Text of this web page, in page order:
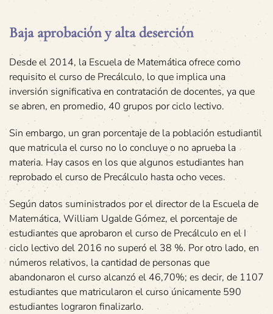
Baja aprobación y alta deserción
Desde el 2014, la Escuela de Matemática ofrece como
requisito el curso de Precálculo, lo que implica una
inversión significativa en contratación de docentes, ya que
se abren, en promedio, 40 grupos por ciclo lectivo.
Sin embargo, un gran porcentaje de la población estudiantil
que matricula el curso no lo concluye o no aprueba la
materia. Hay casos en los que algunos estudiantes han
reprobado el curso de Precálculo hasta ocho veces.
Según datos suministrados por el director de la Escuela de
Matemática, William Ugalde Gómez, el porcentaje de
estudiantes que aprobaron el curso de Precálculo en el I
ciclo lectivo del 2016 no superó el 38 %. Por otro lado, en
números relativos, la cantidad de personas que
abandonaron el curso alcanzó el 46,70%; es decir, de 1107
estudiantes que matricularon el curso únicamente 590
estudiantes lograron finalizarlo.